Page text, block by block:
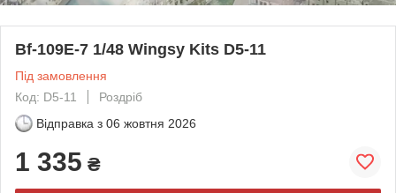
Bf-109E-7 1/48 Wingsy Kits D5-11
Під замовлення
Код: D5-11
Роздріб
Відправка з 06 жовтня 2026
1 335 ₴